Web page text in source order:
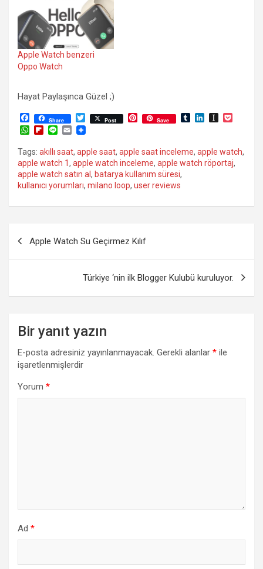
Apple Watch benzeri
Oppo Watch
Hayat Paylaşınca Güzel ;)
F
b
o
o
k
Share
T
w
i
t
e
r
Post
P
e
r
e
s
Save
T
l
r
L
e
d
a
p
e
t
W
a
t
s
A
p
F
i
p
b
o
a
d
n
e
E
a
i
l
Tags: akıllı saat, apple saat, apple saat inceleme, apple watch,
apple watch 1, apple watch inceleme, apple watch röportaj,
apple watch satın al , batarya kullanım süresi,
kullanıcı yorumları, milano loop, user reviews
gezinmesi
Apple Watch Su Geçirmez Kılıf
Türkiye ‘nin ilk Blogger Kulubü kuruluyor.
Bir yanıt yazın
E-posta adresiniz yayınlanmayacak. Gerekli alanlar * ile
işaretlenmişlerdir
Yorum *
Ad *